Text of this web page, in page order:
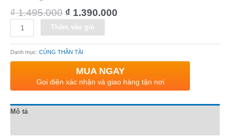
₫1.495.000 ₫ 1.390.000
Thêm vào giỏ
Danh mục: CÚNG THẦN TÀI
MUA NGAY
Gọi điện xác nhận và giao hàng tận nơi
Mô tả